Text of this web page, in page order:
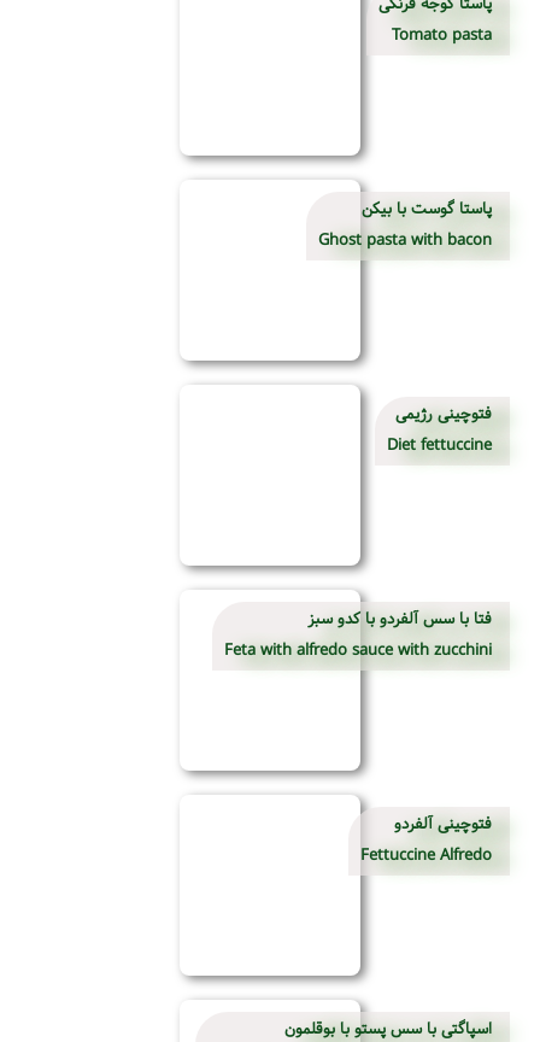
Tomato pasta
پاستا گوست با بیکن
Ghost pasta with bacon
فتوچینی رژیمی
Diet fettuccine
فتا با سس آلفردو با کدو سبز
Feta with alfredo sauce with zucchini
فتوچینی آلفردو
Fettuccine Alfredo
اسپاگتی با سس پستو با بوقلمون